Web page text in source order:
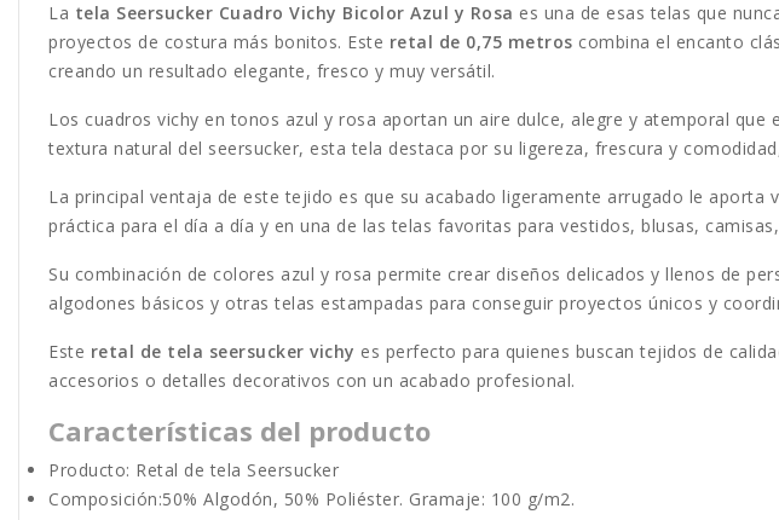
La tela Seersucker Cuadro Vichy Bicolor Azul y Rosa es una de esas telas que
proyectos de costura más bonitos. Este retal de 0,75 metros combina el encanto
creando un resultado elegante, fresco y muy versátil.
Los cuadros vichy en tonos azul y rosa aportan un aire dulce, alegre y atemporal
textura natural del seersucker, esta tela destaca por su ligereza, frescura y
La principal ventaja de este tejido es que su acabado ligeramente arrugado le
práctica para el día a día y en una de las telas favoritas para vestidos, blusas,
Su combinación de colores azul y rosa permite crear diseños delicados y llenos de
algodones básicos y otras telas estampadas para conseguir proyectos únicos y
Este retal de tela seersucker vichy es perfecto para quienes buscan tejidos de
accesorios o detalles decorativos con un acabado profesional.
Características del producto
Producto: Retal de tela Seersucker
Composición:50% Algodón, 50% Poliéster. Gramaje: 100 g/m2.